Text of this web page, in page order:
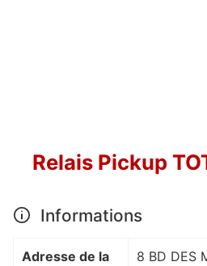
Relais Pickup
Informations
Adresse de la
8 BD DES